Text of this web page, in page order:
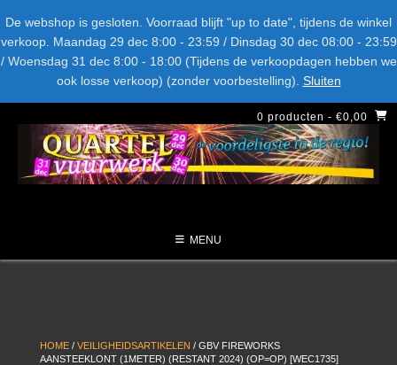
De webshop is gesloten. Voorraad blijft "up to date", tijdens de winkel
verkoop. Maandag 29 dec 8:00 - 23:59 / Dinsdag 30 dec 08:00 - 23:59
/ Woensdag 31 dec 8:00 - 18:00 (Tijdens de verkoopdagen hebben we
ook losse verkoop) (zonder voorbestelling). Sluiten
naar
inhoud
LEVERANCIERS TYPE AANBIEDINGEN CATEGORIE
NIEUW DIT JAAR
MENU
0 producten - €0,00
HOME / VEILIGHEIDSARTIKELEN / GBV FIREWORKS
AANSTEEKLONT (1METER) (RESTANT 2024) (OP=OP) [WEC1735]